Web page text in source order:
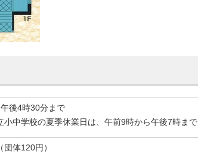
後4時30分まで
小中学校の夏季休業日は、午前9時から午後7時まで
体120円）